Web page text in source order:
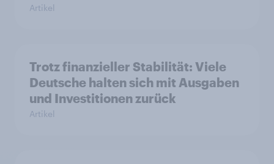
Artikel
Trotz finanzieller Stabilität: Viele
Deutsche halten sich mit Ausgaben
und Investitionen zurück
Artikel